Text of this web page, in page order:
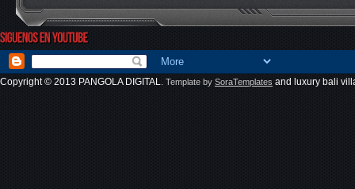
Copyright © 2013 PANGOLA DIGITAL . Template by SoraTemplates and luxury bali